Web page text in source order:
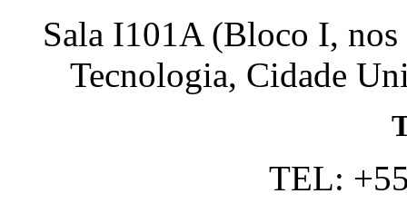
Sala I101A (Bloco I,
Tecnologia, Cidade
TEL: